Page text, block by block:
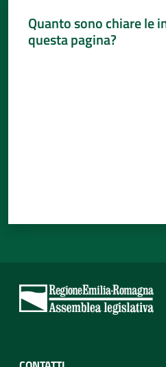
Quanto sono chiare le
questa pagina?